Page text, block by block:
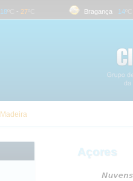
ºC- 27 ºC Bragança 14 ºC-
Madeira
Açores